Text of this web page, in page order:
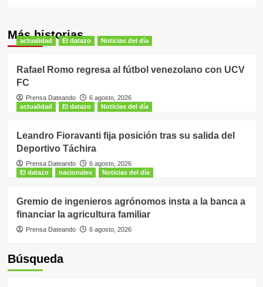
Más historias
actualidad El datazo Noticias del día
Rafael Romo regresa al fútbol venezolano con UCV
FC
Prensa Dateando
6 agosto, 2026
actualidad
El datazo Noticias del día
Leandro Fioravanti fija posición tras su salida del
Deportivo Táchira
Prensa Dateando
6 agosto, 2026
El datazo
nacionales Noticias del día
Gremio de ingenieros agrónomos insta a la banca a
financiar la agricultura familiar
Prensa Dateando 6 agosto, 2026
Búsqueda